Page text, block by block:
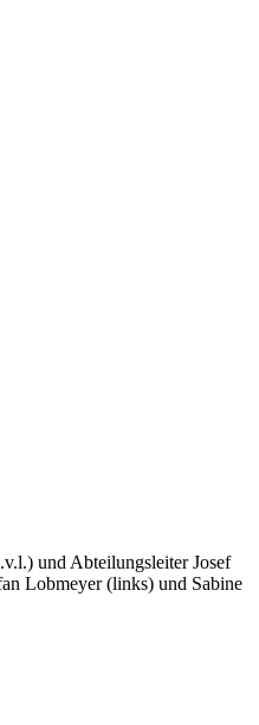
und Abteilungsleiter Josef
Lobmeyer (links) und Sabine